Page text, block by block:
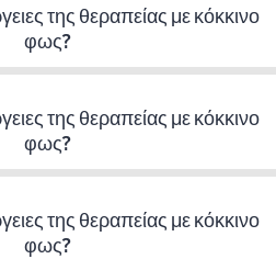
της θεραπείας με κόκκινο
φως?
της θεραπείας με κόκκινο
φως?
της θεραπείας με κόκκινο
φως?